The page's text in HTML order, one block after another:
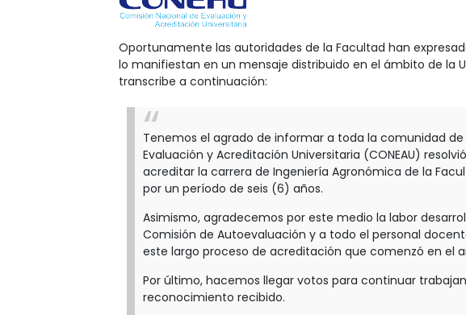
Oportunamente las autoridades de la Facultad han
lo manifiestan en un mensaje distribuido en el ámbito de la
transcribe a continuación:
Tenemos el agrado de informar a toda la comunidad de
Evaluación y Acreditación Universitaria (CONEAU)
acreditar la carrera de Ingeniería Agronómica de la
por un período de seis (6) años.
Asimismo, agradecemos por este medio la labor
Comisión de Autoevaluación y a todo el personal
este largo proceso de acreditación que comenzó en el
Por último, hacemos llegar votos para continuar
reconocimiento recibido.